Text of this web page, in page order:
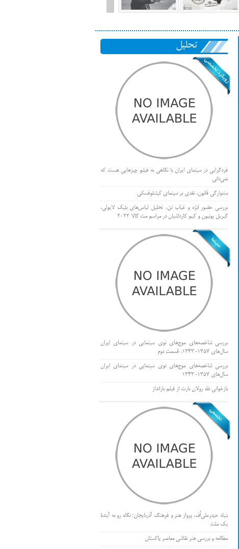
تحلیل
فردگرایی در سینمای ایران با نگاهی به فیلم چیزهایی هست که
نمی‌دانی
بت‌وارگی قانون، نقدی بر سینمای کیشلوفسکی
بررسی حضور ابژه و غیاب تن، تحلیل لباس‌های بلیک لایولی،
گبریل یونیون و کیم کارداشیان در مراسم مت گالا ۲۰۲۲
بررسی شاخصه‌های موج‌های نوی سینمایی در سینمای ایران
سال‌های 1357-1343، قسمت دوم
بررسی شاخصه‌های موج‌های نوی سینمایی در سینمای ایران
سال‌های 1357-1343
بازخوانی نقد رولان بارت از فیلم بارانداز
بنیاد حیدرعلی‌اُف، پرواز هنر و فرهنگ آذربایجان؛ نگاه رو به آیندۀ
یک ملت
مطالعه و بررسی هنر نقاشی معاصر پاکستان